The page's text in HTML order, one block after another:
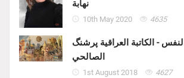
نهابة
10th May 2020 4635
- الكاتبة العراقية پرشنگ
الصالحي
1st August 2018 4627